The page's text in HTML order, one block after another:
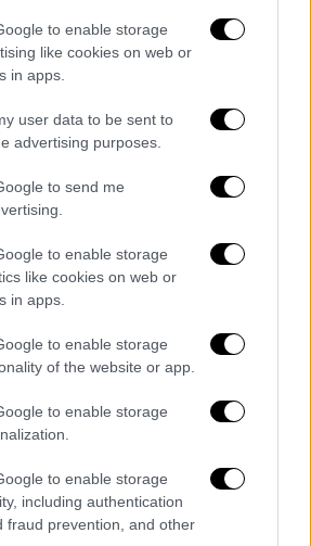
to enable storage
like cookies on web or
in apps.
user data to be sent to
advertising purposes.
to send me
to enable storage
like cookies on web or
in apps.
to enable storage
of the website or app.
to enable storage
to enable storage
including authentication
fraud prevention, and other
09:59
08/2026
20:05
ειδήσεων 06/08/2026
Τεράστιες φλόγες και
08:20
εξελίξεις στις